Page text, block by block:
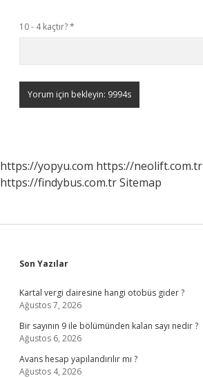
10 - 4 kaçtır?*
https://yopyu.com https://neolift.com.tr
https://findybus.com.trSitemap
Sidebar
Son Yazılar
Kartal vergi dairesine hangi otobüs gider ?
Ağustos 7, 2026
Bir sayının 9 ile bölümünden kalan sayı nedir ?
Ağustos 6, 2026
Avans hesap yapılandırılır mı ?
Ağustos 4, 2026